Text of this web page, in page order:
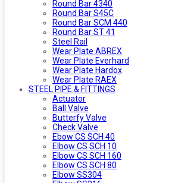
Round Bar 4340
Round Bar S45C
Round Bar SCM 440
Round Bar ST 41
Steel Rail
Wear Plate ABREX
Wear Plate Everhard
Wear Plate Hardox
Wear Plate RAEX
STEEL PIPE & FITTINGS
Actuator
Ball Valve
Butterfy Valve
Check Valve
Ebow CS SCH 40
Elbow CS SCH 10
Elbow CS SCH 160
Elbow CS SCH 80
Elbow SS304